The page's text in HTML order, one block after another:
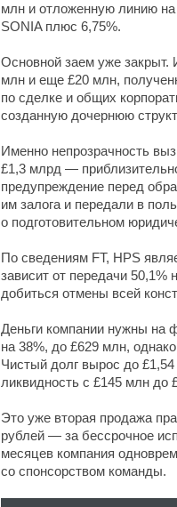
млн и отложенную линию на
SONIA плюс 6,75%.
Основной заем уже закрыт.
млн и еще £20 млн,
по сделке и общих
созданную дочернюю
Именно непрозрачность
£1,3 млрд —
предупреждение перед
им залога и передали в
о подготовительном
По сведениям FT, HPS
зависит от передачи
добиться отмены всей
Деньги компании нужны на
на 38%, до £629 млн,
Чистый долг вырос до
ликвидность с £145 млн до
Это уже вторая продажа
рублей — за бессрочное
месяцев компания
со спонсорством команды.